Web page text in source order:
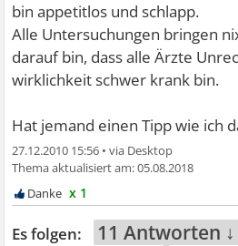
bin appetitlos und schlapp.
Alle Untersuchungen bringen
darauf bin, dass alle Ärzte
wirklichkeit schwer krank bin.
Hat jemand einen Tipp wie ich
27.12.2010 15:56 •
05.08.2018
x 1
11 Antworten ↓